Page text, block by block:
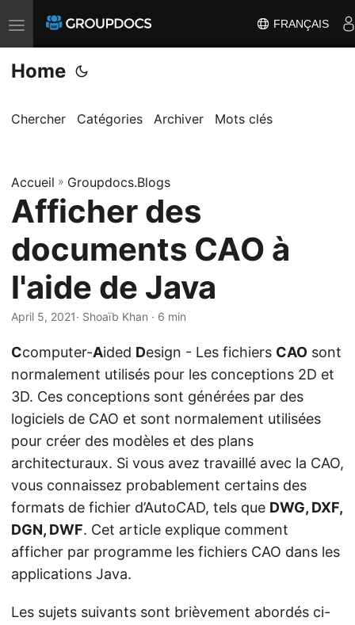
T
o
g
l
a
v
i
g
i
n
FRANÇAIS
Home
Chercher Catégories Archiver Mots clés
Accueil » Groupdocs.Blogs
Afficher des
documents CAO à
l'aide de Java
April 5, 2021· Shoaïb Khan · 6 min
Ccomputer-Aided Design - Les fichiers CAO sont
normalement utilisés pour les conceptions 2D et
3D. Ces conceptions sont générées par des
logiciels de CAO et sont normalement utilisées
pour créer des modèles et des plans
architecturaux. Si vous avez travaillé avec la CAO,
vous connaissez probablement certains des
formats de fichier d’AutoCAD, tels que DWG, DXF,
DGN, DWF. Cet article explique comment
afficher par programme les fichiers CAO dans les
applications Java.
Les sujets suivants sont brièvement abordés ci-